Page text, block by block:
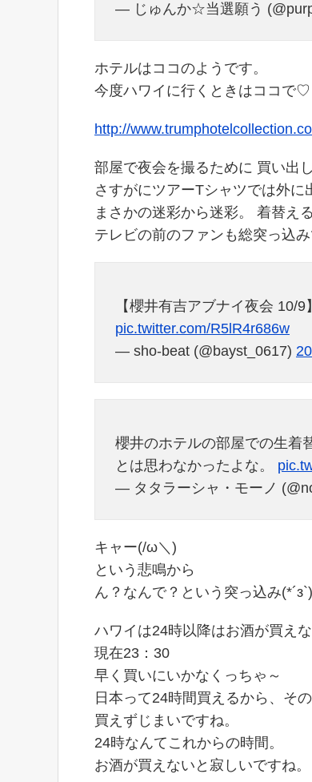
— じゅんか☆当選願う
ホテルはココのようです。
今度ハワイに行くときはココで
http://
部屋で夜会を撮るために 買い出
さすがにツアーTシャツでは外に
まさかの迷彩から迷彩。 着替え
テレビの前のファンも総突っ込
【櫻井有吉アブナイ夜会 10/
pic.twitter.com/R5lR4r686w
— sho-beat (@bayst_0617)
櫻井のホテルの部屋での生着
とは思わなかったよな。
— タタラーシャ・モーノ
キャー(/ω＼)
という悲鳴から
ん？なんで？という突っ込み(*´з`)
ハワイは24時以降はお酒が買えな
現在23：30
早く買いにいかなくっちゃ～
日本って24時間買えるから、そ
買えずじまいですね。
24時なんてこれからの時間。
お酒が買えないと寂しいですね。